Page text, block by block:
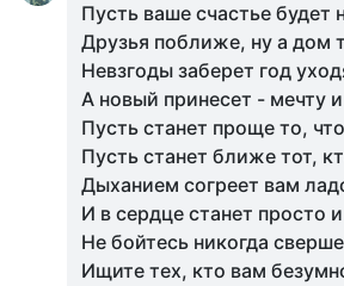
Пусть ваше счастье будет
Друзья поближе, ну а дом
Невзгоды заберет год
А новый принесет - мечту
Пусть станет проще то,
Пусть станет ближе тот,
Дыханием согреет вам
И в сердце станет просто
Не бойтесь никогда
Ищите тех, кто вам